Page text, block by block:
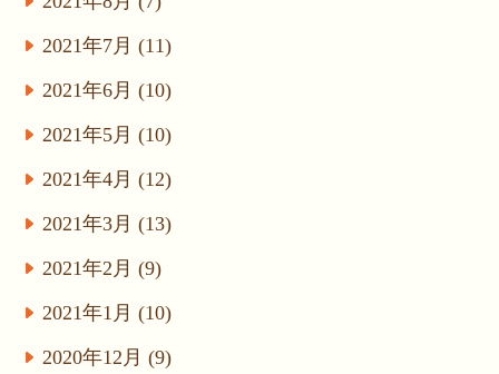
2021年7月 (11)
2021年6月 (10)
2021年5月 (10)
2021年4月 (12)
2021年3月 (13)
2021年2月 (9)
2021年1月 (10)
2020年12月 (9)